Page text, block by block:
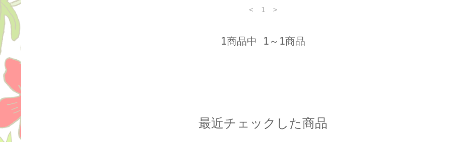
< 1 >
1商品中 1～1商品
最近チェックした商品